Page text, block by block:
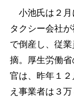
小池氏は２月
タクシー会社
で倒産し、従
摘。厚生労働
官は、昨年１
え事業者は３